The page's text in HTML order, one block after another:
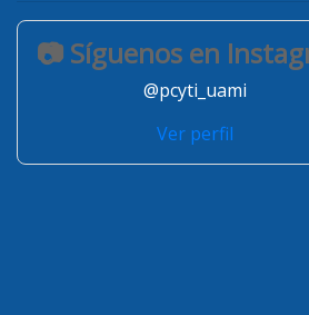
📷 Síguenos en
@pcyti_uami
Ver perfil